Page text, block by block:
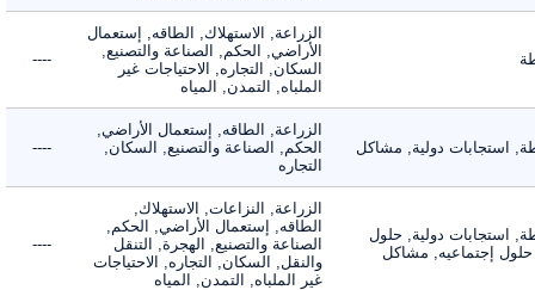
الزراعة, الاستهلاك, الطاقه, إستعمال
الأراضي, الحكم, الصناعة والتصنيع,
السكان, التجاره, الاحتياجات غير
الملباه, التمدن, المياه
----
استجابات دولية, مشاكل
الزراعة, الطاقه, إستعمال الأراضي,
الحكم, الصناعة والتصنيع, السكان,
التجاره
----
استجابات دولية, حلول
إجتماعيه, مشاكل
الزراعة, النزاعات, الاستهلاك,
الطاقه, إستعمال الأراضي, الحكم,
الصناعة والتصنيع, الهجرة, التنقل
والنقل, السكان, التجاره, الاحتياجات
غير الملباه, التمدن, المياه
----